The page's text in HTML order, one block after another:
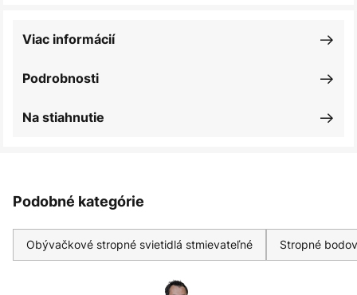
Podrobnosti
Viac informácií
Na stiahnutie
Podobné kategórie
Obývačkové stropné svietidlá stmievateľné Stropné